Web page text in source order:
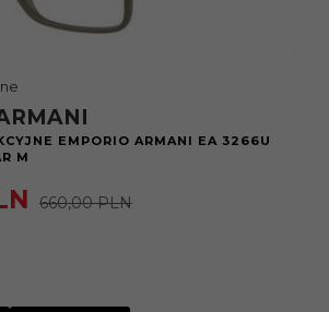
EMPORIO ARMANI EA 3266U
M
660,00 PLN